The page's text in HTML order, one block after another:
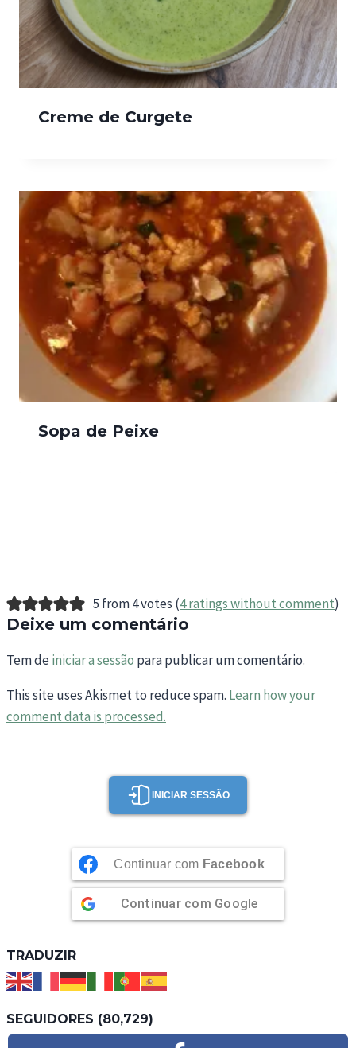
Creme de Curgete
Sopa de Peixe
5 from 4 votes (4 ratings without comment)
Deixe um comentário
Tem deiniciar a sessão para publicar um comentário.
This site uses Akismet to reduce spam. Learn how your
comment data is processed.
INICIAR SESSÃO
Continuar com Facebook
Continuar com Google
TRADUZIR
SEGUIDORES (80,729)